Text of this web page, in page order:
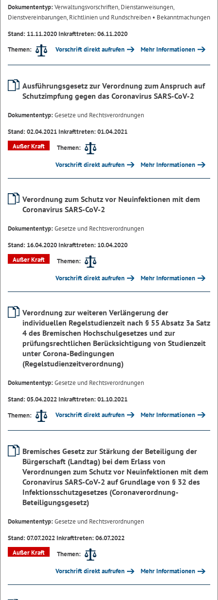
Dokumententyp:Verwaltungsvorschriften, Dienstanweisungen,
Dienstvereinbarungen, Richtlinien und Rundschreiben • Bekanntmachungen
Stand: 11.11.2020 Inkrafttreten: 06.11.2020
Themen:
Vorschrift direkt aufrufen Mehr Informationen
Ausführungsgesetz zur Verordnung zum Anspruch auf
Schutzimpfung gegen das Coronavirus SARS-CoV-2
Dokumententyp:Gesetze und Rechtsverordnungen
Stand: 02.04.2021 Inkrafttreten: 01.04.2021
Außer Kraft
Themen:
Vorschrift direkt aufrufen Mehr Informationen
Verordnung zum Schutz vor Neuinfektionen mit dem
Coronavirus SARS-CoV-2
Dokumententyp:Gesetze und Rechtsverordnungen
Stand: 16.04.2020 Inkrafttreten: 10.04.2020
Außer Kraft
Themen:
Vorschrift direkt aufrufen Mehr Informationen
Verordnung zur weiteren Verlängerung der
individuellen Regelstudienzeit nach § 55 Absatz 3a Satz
4 des Bremischen Hochschulgesetzes und zur
prüfungsrechtlichen Berücksichtigung von Studienzeit
unter Corona-Bedingungen
(Regelstudienzeitverordnung)
Dokumententyp:Gesetze und Rechtsverordnungen
Stand: 05.04.2022 Inkrafttreten: 01.10.2021
Themen:
Vorschrift direkt aufrufen Mehr Informationen
Bremisches Gesetz zur Stärkung der Beteiligung der
Bürgerschaft (Landtag) bei dem Erlass von
Verordnungen zum Schutz vor Neuinfektionen mit dem
Coronavirus SARS-CoV-2 auf Grundlage von § 32 des
Infektionsschutzgesetzes (Coronaverordnung-
Beteiligungsgesetz)
Dokumententyp:Gesetze und Rechtsverordnungen
Stand: 07.07.2022 Inkrafttreten: 06.07.2022
Außer Kraft
Themen:
Vorschrift direkt aufrufen Mehr Informationen